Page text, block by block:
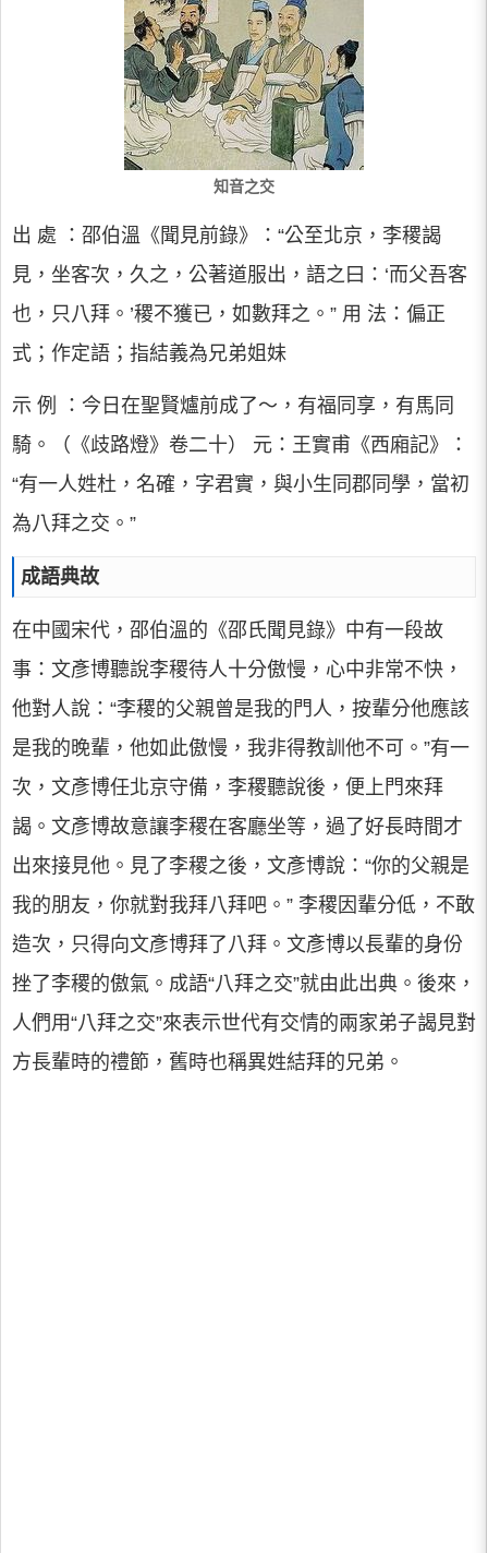
知音之交
出 處 ：邵伯溫《聞見前錄》：“公至北京，李稷謁
見，坐客次，久之，公著道服出，語之曰：‘而父吾客
也，只八拜。’稷不獲已，如數拜之。” 用 法：偏正
式；作定語；指結義為兄弟姐妹
示 例 ：今日在聖賢爐前成了～，有福同享，有馬同
騎。（《歧路燈》卷二十） 元：王實甫《西廂記》：
“有一人姓杜，名確，字君實，與小生同郡同學，當初
為八拜之交。”
成語典故
在中國宋代，邵伯溫的《邵氏聞見錄》中有一段故
事：文彥博聽說李稷待人十分傲慢，心中非常不快，
他對人說：“李稷的父親曾是我的門人，按輩分他應該
是我的晚輩，他如此傲慢，我非得教訓他不可。”有一
次，文彥博任北京守備，李稷聽說後，便上門來拜
謁。文彥博故意讓李稷在客廳坐等，過了好長時間才
出來接見他。見了李稷之後，文彥博說：“你的父親是
我的朋友，你就對我拜八拜吧。” 李稷因輩分低，不敢
造次，只得向文彥博拜了八拜。文彥博以長輩的身份
挫了李稷的傲氣。成語“八拜之交”就由此出典。後來，
人們用“八拜之交”來表示世代有交情的兩家弟子謁見對
方長輩時的禮節，舊時也稱異姓結拜的兄弟。